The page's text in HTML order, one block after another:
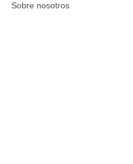
Sobre nosotros